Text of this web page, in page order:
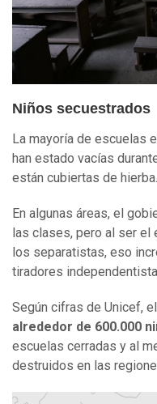
Niños secuestrados
La mayoría de escuelas
han estado vacías
están cubiertas de hierba.
En algunas áreas, el
las clases, pero al ser
los separatistas, eso
tiradores
Según cifras de Unicef,
alrededor de 600.000
escuelas cerradas y al
destruidos en las